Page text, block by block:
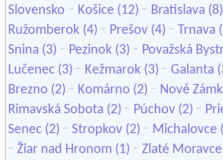
Slovensko - Košice (12) - Bratislava
Ružomberok (4) - Prešov (4) - Trnava
Snina (3) - Pezinok (3) - Považská
Lučenec (3) - Kežmarok (3) - Galanta
Brezno (2) - Komárno (2) - Nové
Rimavská Sobota (2) - Púchov (2) -
Senec (2) - Stropkov (2) - Michalovce
- Žiar nad Hronom (1) - Zlaté Moravce